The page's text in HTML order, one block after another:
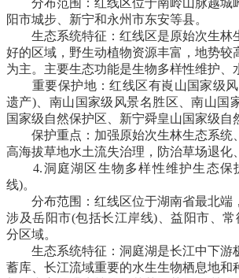
分布范围：红线区位于南岭山脉越城
阳市城步、新宁和永州市东安等县。
生态系统特征：红线区是原始次生林
好的区域，野生动植物资源丰富，地势较
为主。主要生态功能是生物多样性维护、
重要保护地：红线区有崀山国家级风
遗产)、南山国家级风景名胜区、南山国
国家级自然保护区、新宁舜皇山国家级自
保护重点：加强原始次生林生态系统
高海拔草地水土流失治理，防治草场退化
4.洞庭湖区生物多样性维护生态保
线)。
分布范围：红线区位于湖南省最北端
涉及岳阳市(包括长江岸线)、益阳市、
分区域。
生态系统特征：洞庭湖是长江中下游
蓄库、长江流域重要的水生生物栖息地和